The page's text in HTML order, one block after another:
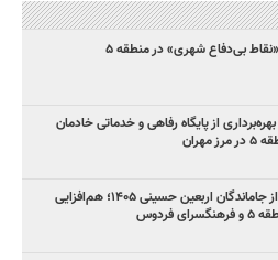
بی‌دفاع شهری» در منطقه ۵
۱۰ ساله؛ بهره‌برداری از پایگاه رفاهی و خدماتی خادمان
آمادگی برای میزبانی از جاماندگان اربعین حسینی ۱۴۰۵؛ هم‌افزایی
فردوس